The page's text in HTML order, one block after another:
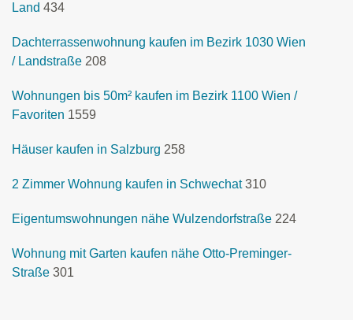
Land 434
Dachterrassenwohnung kaufen im Bezirk 1030 Wien
/ Landstraße 208
Wohnungen bis 50m² kaufen im Bezirk 1100 Wien /
Favoriten 1559
Häuser kaufen in Salzburg 258
2 Zimmer Wohnung kaufen in Schwechat 310
Eigentumswohnungen nähe Wulzendorfstraße 224
Wohnung mit Garten kaufen nähe Otto-Preminger-
Straße 301